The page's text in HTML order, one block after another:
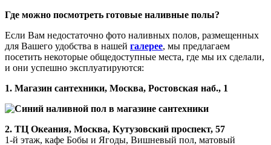
Где можно посмотреть готовые наливные полы?
Если Вам недостаточно фото наливных полов, размещенных
для Вашего удобства в нашей галерее, мы предлагаем
посетить некоторые общедоступные места, где мы их сделали,
и они успешно эксплуатируются:
1. Магазин сантехники, Москва, Ростовская наб., 1
2. ТЦ Океания, Москва, Кутузовский проспект, 57
1-й этаж, кафе Бобы и Ягоды, Вишневый пол, матовый